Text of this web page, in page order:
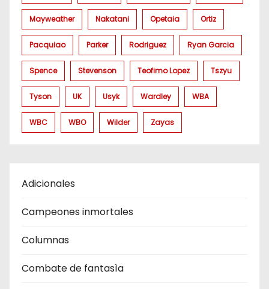
Mayweather Nakatani Opetaia Ortiz
Pacquiao Parker Rodriguez Ryan Garcia
Spence Stevenson Teofimo Lopez Tszyu
Tyson UK Usyk Wardley WBA
WBC WBO Wilder Zayas
Adicionales
Campeones inmortales
Columnas
Combate de fantasìa